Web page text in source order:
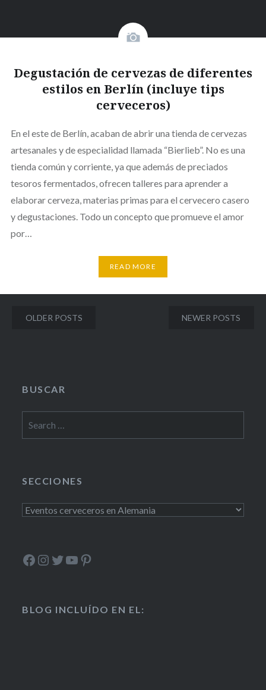
Degustación de cervezas de diferentes
estilos en Berlín (incluye tips
cerveceros)
En el este de Berlín, acaban de abrir una tienda de cervezas
artesanales y de especialidad llamada “Bierlieb”. No es una
tienda común y corriente, ya que además de preciados
tesoros fermentados, ofrecen talleres para aprender a
elaborar cerveza, materias primas para el cervecero casero
y degustaciones. Todo un concepto que promueve el amor
por…
READ MORE
Posts
OLDER POSTS NEWER POSTS
BUSCAR
for:
SECCIONES
Secciones
Facebook
Instagram
Twitter
YouTube
Pinterest
BLOG INCLUÍDO EN EL: